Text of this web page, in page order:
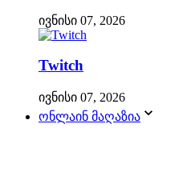
ივნისი 07, 2026
Twitch
ივნისი 07, 2026
ონლაინ მაღაზია